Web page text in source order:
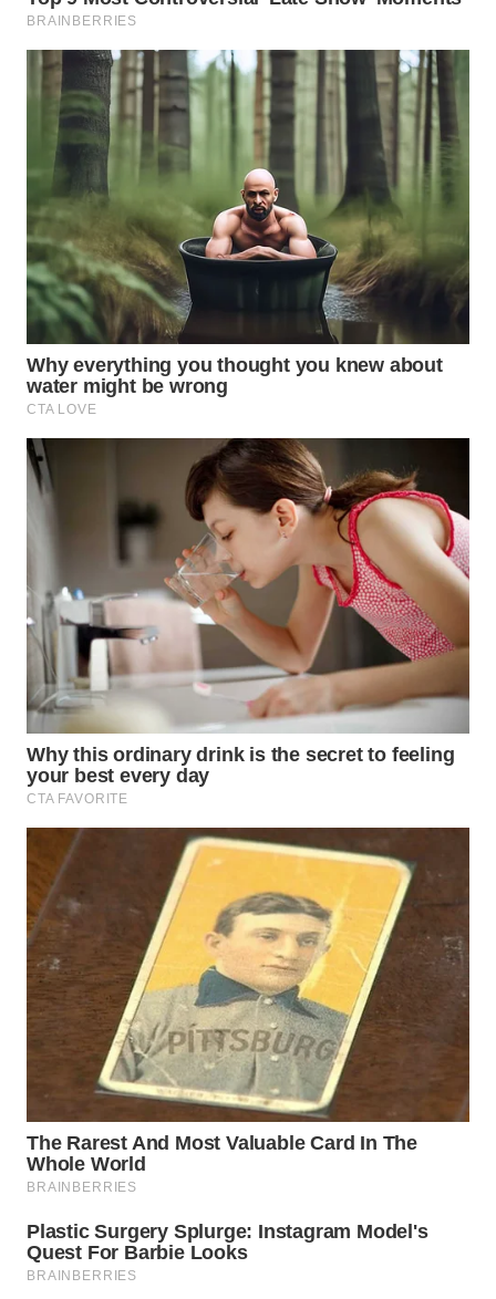
TV
WAHANANEWS
ID
WAHANANEWS
WAHANANEWS
NET
WAHANA
SPORT
WAHANA
UMKM
WAHANA
PERSONA
WAHANA
OTOMOTIF
WAHANA
HEALTH
WAHANA
DESA
WISATA
LAPAK
WAHANA
Wahana
Network
KONSUMEN
LISTRIK
MASYARAKAT
KELISTRIKAN
WALINKI
ID